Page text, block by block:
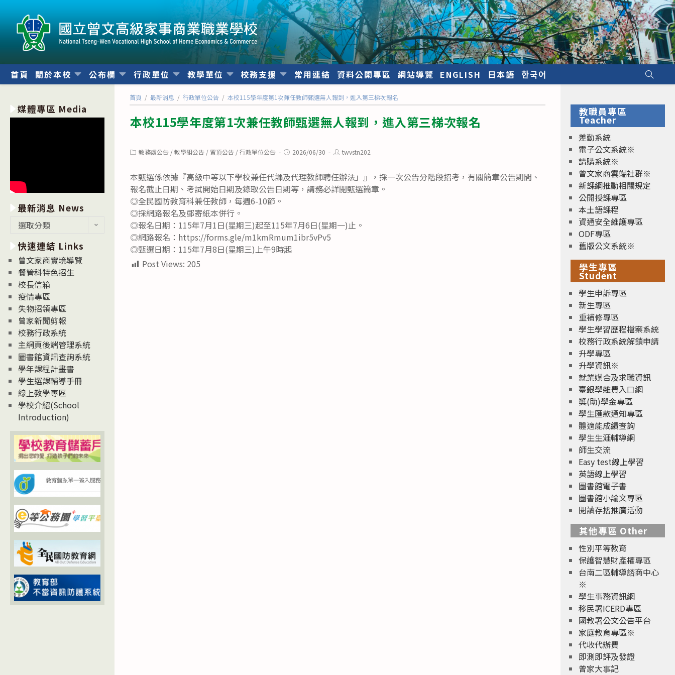
內
首頁 關於本校 公布欄 行政單位 教學單位 校務支援 常用連結 資料公開專區 網站導覽 ENGLISH 日本語 한국어
首頁 / 最新消息 / 行政單位公告 / 本校115學年度第1次兼任教師甄選無人報到，進入第三梯次報名
本校115學年度第1次兼任教師甄選無人報到，進入第三梯次報名
Post教務處公告 / 教學組公告 / 置頂公告 / 行政單位公告
Post2026/06/30
Posttwvstn202
本甄選係依據『高級中等以下學校兼任代課及代理教師聘任辦法」』，採一次公告分階段招考，有關簡章公告期間、
報名截止日期、考試開始日期及錄取公告日期等，請務必詳閱甄選簡章。
◎全民國防教育科兼任教師，每週6-10節。
◎採網路報名及郵寄紙本併行。
◎報名日期：115年7月1日(星期三)起至115年7月6日(星期一)止。
◎網路報名：https://forms.gle/m1kmRmum1ibr5vPv5
◎甄選日期：115年7月8日(星期三)上午9時起
Post Views: 205
媒體專區 Media
最新消息 News
消
息
News
選取分類
快速連結 Links
曾文家商實境導覽
餐管科特色招生
校長信箱
疫情專區
失物招領專區
曾家新聞剪報
校務行政系統
主網頁後端管理系統
圖書館資訊查詢系統
學年課程計畫書
學生選課輔導手冊
線上教學專區
學校介紹(School
Introduction)
教職員專區
Teacher
差勤系統
電子公文系統※
請購系統※
曾文家商雲端社群※
新課綱推動相關規定
公開授課專區
本土語課程
資通安全維護專區
ODF專區
舊版公文系統※
學生專區
Student
學生申訴專區
新生專區
重補修專區
學生學習歷程檔案系統
校務行政系統解鎖申請
升學專區
升學資訊※
就業媒合及求職資訊
臺銀學雜費入口網
獎(助)學金專區
學生匯款通知專區
體適能成績查詢
學生生涯輔導網
師生交流
Easy test線上學習
英語線上學習
圖書館電子書
圖書館小論文專區
閱讀存摺推廣活動
其他專區 Other
性別平等教育
保護智慧財產權專區
台南二區輔導諮商中心
※
學生事務資訊網
移民署ICERD專區
國教署公文公告平台
家庭教育專區※
代收代辦費
即測即評及發證
曾家大事記